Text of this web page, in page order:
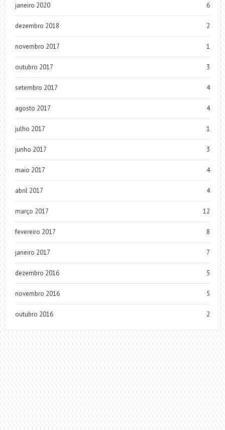
janeiro 2020 6
dezembro 2018 2
novembro 2017 1
outubro 2017 3
setembro 2017 4
agosto 2017 4
julho 2017 1
junho 2017 3
maio 2017 4
abril 2017 4
março 2017 12
fevereiro 2017 8
janeiro 2017 7
dezembro 2016 5
novembro 2016 5
outubro 2016 2